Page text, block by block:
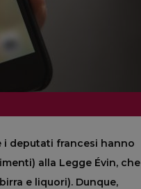
i deputati francesi hanno
alla Legge Évin, che
e liquori). Dunque,